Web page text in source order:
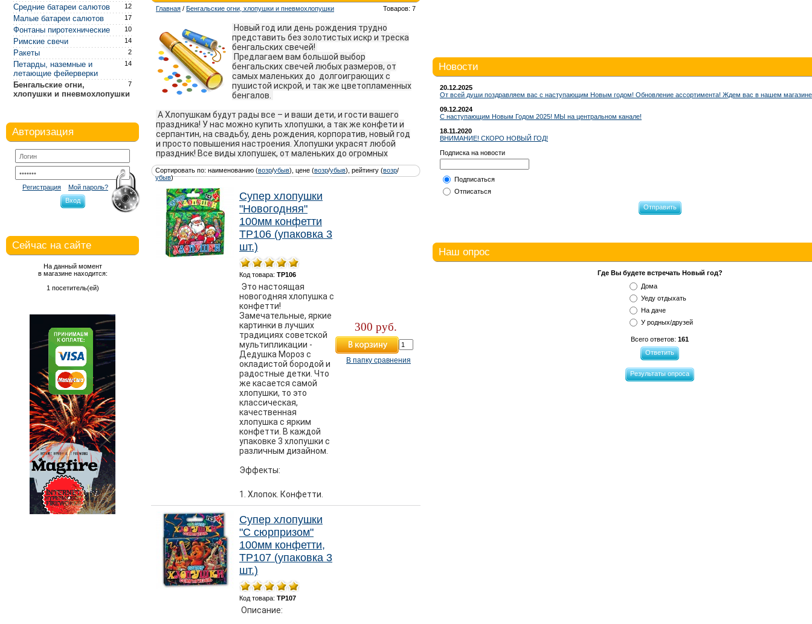
12
Средние батареи салютов
17
Малые батареи салютов
10
Фонтаны пиротехнические
14
Римские свечи
2
Ракеты
14
Петарды, наземные и
летающие фейерверки
7
Бенгальские огни,
хлопушки и пневмохлопушки
Авторизация
Регистрация
Мой пароль?
Вход
Сейчас на сайте
На данный момент
в магазине находится:
1 посетитель(ей)
Товаров: 7
Главная / Бенгальские огни, хлопушки и пневмохлопушки
Новый год или день рождения трудно
представить без золотистых искр и треска
бенгальских свечей!
Предлагаем вам большой выбор
бенгальских свечей любых размеров, от
самых маленьких до долгоиграющих с
пушистой искрой, и так же цветопламенных
бенгалов.
А Хлопушкам будут рады все – и ваши дети, и гости вашего
праздника! У нас можно купить хлопушки, а так же конфети и
серпантин, на свадьбу, день рождения, корпоратив, новый год
и просто повышения настроения. Хлопушки украсят любой
праздник! Все виды хлопушек, от маленьких до огромных
Сортировать по: наименованию (возр/убыв), цене (возр/убыв), рейтингу (возр/
убыв)
Супер хлопушки
"Новогодняя"
100мм конфетти
ТР106 (упаковка 3
шт.)
Код товара: ТР106
Это настоящая
новогодняя хлопушка с
конфетти!
Замечательные, яркие
картинки в лучших
традициях советской
мультипликации -
Дедушка Мороз с
окладистой бородой и
радостные детки. Что
же касается самой
хлопушки, то это
классическая,
качественная
хлопушка с ярким
конфетти. В каждой
упаковке 3 хлопушки с
различным дизайном.
Эффекты:
1. Хлопок. Конфетти.
300 руб.
В папку сравнения
Супер хлопушки
"С сюрпризом"
100мм конфетти,
ТР107 (упаковка 3
шт.)
Код товара: ТР107
Описание:
Новости
20.12.2025
От всей души поздравляем вас с наступающим Новым годом! Обновление ассортимента! Ждем вас в нашем магазине
09.12.2024
С наступающим Новым Годом 2025! МЫ на центральном канале!
18.11.2020
ВНИМАНИЕ! СКОРО НОВЫЙ ГОД!
Подписка на новости
Подписаться
Отписаться
Отправить
Наш опрос
Где Вы будете встречать Новый год?
Дома
Уеду отдыхать
На даче
У родных/друзей
Всего ответов: 161
Ответить
Результаты опроса